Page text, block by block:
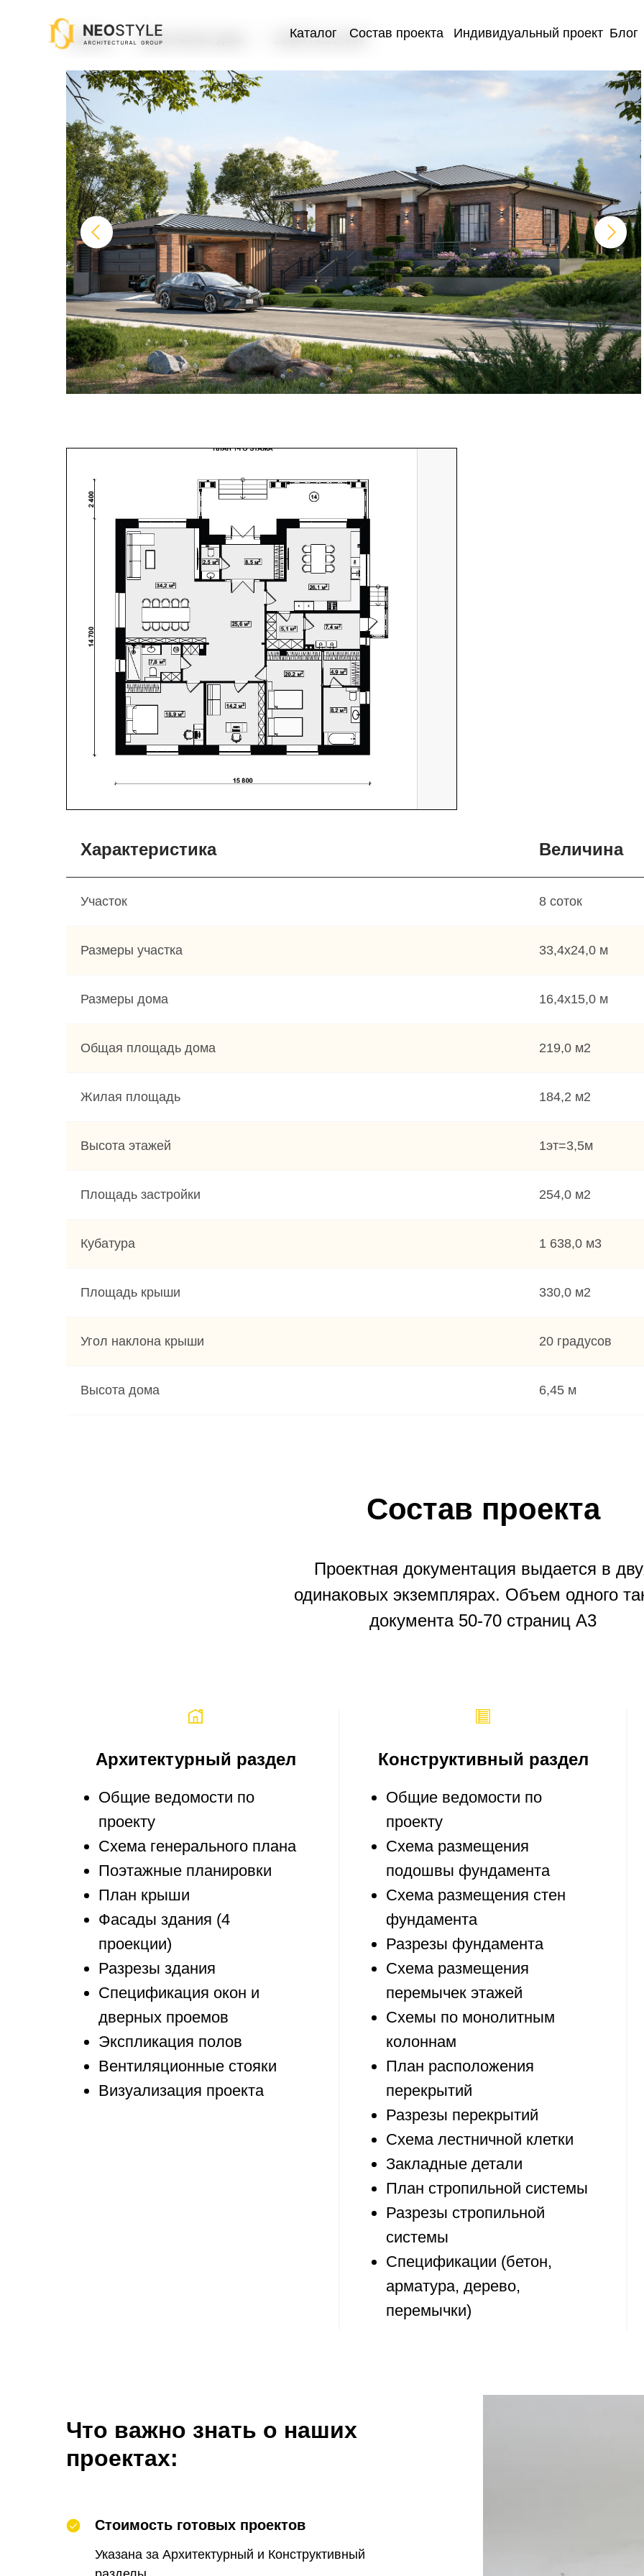
Каталог Индивидуальный проект
Состав проекта Блог
Главная → Одноэтажные дома LUMO House #86
Характеристика Величина
Участок 8 соток
Размеры участка 33,4х24,0 м
Размеры дома 16,4х15,0 м
Общая площадь дома 219,0 м2
Жилая площадь 184,2 м2
Высота этажей 1эт=3,5м
Площадь застройки 254,0 м2
Кубатура 1 638,0 м3
Площадь крыши 330,0 м2
Угол наклона крыши 20 градусов
Высота дома 6,45 м
Состав проекта
Проектная документация выдается в
одинаковых экземплярах. Объем одного
документа 50-70 страниц A3
Архитектурный раздел
Общие ведомости по
проекту
Схема генерального плана
Поэтажные планировки
План крыши
Фасады здания (4
проекции)
Разрезы здания
Спецификация окон и
дверных проемов
Экспликация полов
Вентиляционные стояки
Визуализация проекта
Конструктивный раздел
Общие ведомости по
проекту
Схема размещения
подошвы фундамента
Схема размещения стен
фундамента
Разрезы фундамента
Схема размещения
перемычек этажей
Схемы по монолитным
колоннам
План расположения
перекрытий
Разрезы перекрытий
Схема лестничной клетки
Закладные детали
План стропильной системы
Разрезы стропильной
системы
Спецификации (бетон,
арматура, дерево,
перемычки)
Что важно знать о наших
проектах:
Стоимость готовых проектов
Указана за Архитектурный и Конструктивный